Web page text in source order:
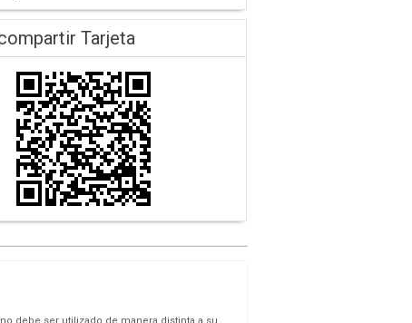
Tarjeta